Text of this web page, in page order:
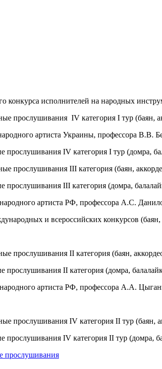
конкурса исполнителей на народных
прослушивания IV категория I тур (баян,
артиста Украины, профессора В.В.
прослушивания IV категория I тур (домра,
прослушивания III категория (баян,
прослушивания III категория (домра,
артиста РФ, профессора А.С.
и всероссийских конкурсов (баян,
прослушивания II категория (баян,
прослушивания II категория (домра,
артиста РФ, профессора А.А.
прослушивания IV категория II тур (баян,
прослушивания IV категория II тур (домра,
прослушивания